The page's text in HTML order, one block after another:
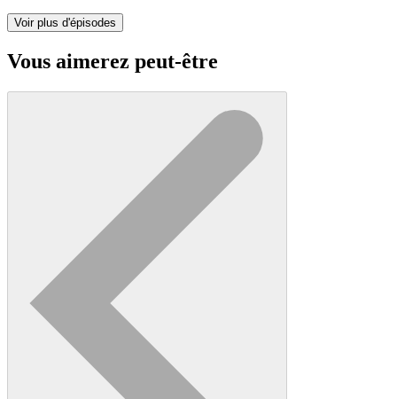
Voir plus d'épisodes
Vous aimerez peut-être